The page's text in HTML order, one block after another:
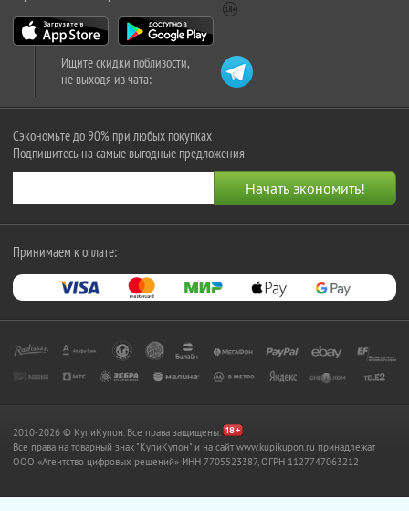
Ищите скидки поблизости,
не выходя из чата:
Сэкономьте до 90% при любых покупках
Подпишитесь на самые выгодные предложения
Принимаем к оплате:
2010-2026 © КупиКупон. Все права защищены.
Все права на товарный знак "КупиКупон" и на сайт www.kupikupon.ru принадлежат
OOO «Агентство цифровых решений» ИНН 7705523387, ОГРН 1127747063212